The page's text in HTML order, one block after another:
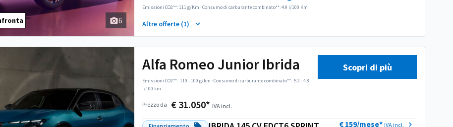
6
Emissioni CO2**: 111 g/Km ·Consumo di carburante combinato**: 4.9 l/100 Km
Altre offerte (1)
Sportiva. Dinamica.
Eccellente.
Alfa Romeo Junior Ibrida
Emissioni CO2**: 119 - 109 g/km ·Consumo di carburante combinato**: 5.2 - 4.8
l/100 km
Prezzo da € 31.050* IVA incl.
Scopri di più
€ 159/mese* IVA incl.